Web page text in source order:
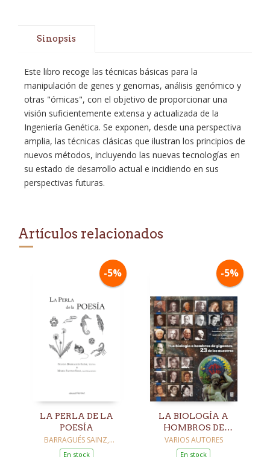
Sinopsis
Este libro recoge las técnicas básicas para la
manipulación de genes y genomas, análisis genómico y
otras "ómicas", con el objetivo de proporcionar una
visión suficientemente extensa y actualizada de la
Ingeniería Genética. Se exponen, desde una perspectiva
amplia, las técnicas clásicas que ilustran los principios de
nuevos métodos, incluyendo las nuevas tecnologías en
su estado de desarrollo actual e incidiendo en sus
perspectivas futuras.
Artículos relacionados
-5%
LA PERLA DE LA
POESÍA
BARRAGUÉS SAINZ,
SUSANA
En stock
-5%
LA BIOLOGÍA A
HOMBROS DE
GIGANTES
VARIOS AUTORES
En stock